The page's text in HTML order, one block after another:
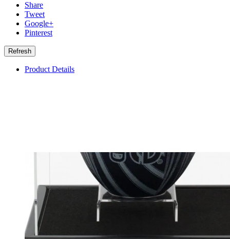
Share
Tweet
Google+
Pinterest
Product Details